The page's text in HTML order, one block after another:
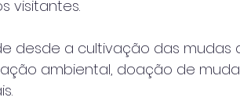
visitantes.
desde a cultivação das mudas
ambiental, doação de